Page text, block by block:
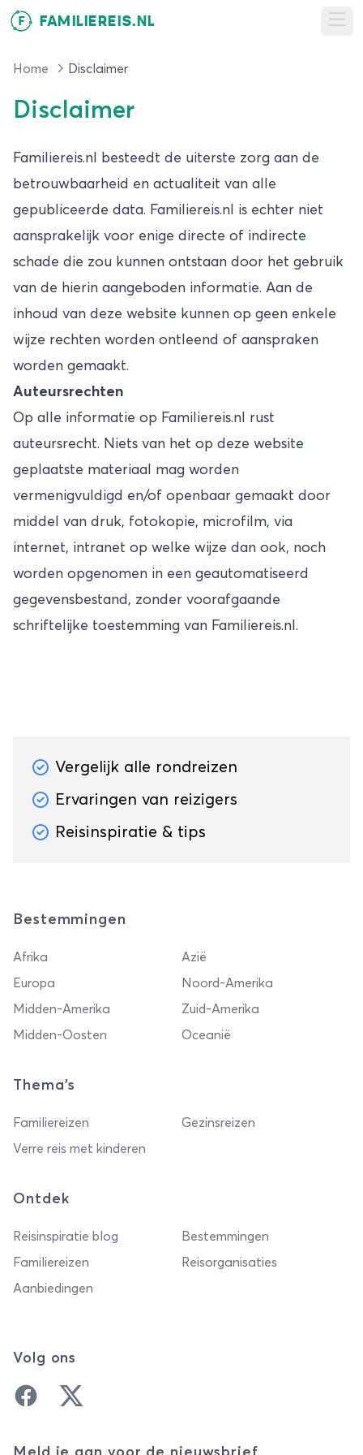
F FAMILIEREIS.NL
Home Disclaimer
Disclaimer
Familiereis.nl besteedt de uiterste zorg aan de
betrouwbaarheid en actualiteit van alle
gepubliceerde data. Familiereis.nl is echter niet
aansprakelijk voor enige directe of indirecte
schade die zou kunnen ontstaan door het gebruik
van de hierin aangeboden informatie. Aan de
inhoud van deze website kunnen op geen enkele
wijze rechten worden ontleend of aanspraken
worden gemaakt.
Auteursrechten
Op alle informatie op Familiereis.nl rust
auteursrecht. Niets van het op deze website
geplaatste materiaal mag worden
vermenigvuldigd en/of openbaar gemaakt door
middel van druk, fotokopie, microfilm, via
internet, intranet op welke wijze dan ook, noch
worden opgenomen in een geautomatiseerd
gegevensbestand, zonder voorafgaande
schriftelijke toestemming van Familiereis.nl.
Vergelijk alle rondreizen
Ervaringen van reizigers
Reisinspiratie & tips
Bestemmingen
Afrika
Azië
Europa
Noord-Amerika
Midden-Amerika
Zuid-Amerika
Midden-Oosten
Oceanië
Thema's
Familiereizen
Gezinsreizen
Verre reis met kinderen
Ontdek
Reisinspiratie blog
Bestemmingen
Familiereizen
Reisorganisaties
Aanbiedingen
Volg ons
FacebookTwitter